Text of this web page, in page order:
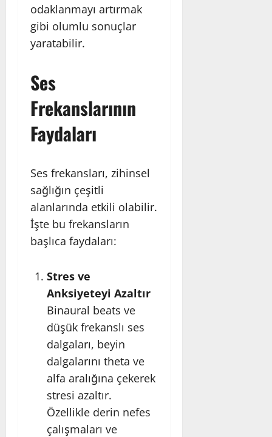
odaklanmayı artırmak
gibi olumlu sonuçlar
yaratabilir.
Ses
Frekanslarının
Faydaları
Ses frekansları, zihinsel
sağlığın çeşitli
alanlarında etkili olabilir.
İşte bu frekansların
başlıca faydaları:
Stres ve
Anksiyeteyi Azaltır
Binaural beats ve
düşük frekanslı ses
dalgaları, beyin
dalgalarını theta ve
alfa aralığına çekerek
stresi azaltır.
Özellikle derin nefes
çalışmaları ve